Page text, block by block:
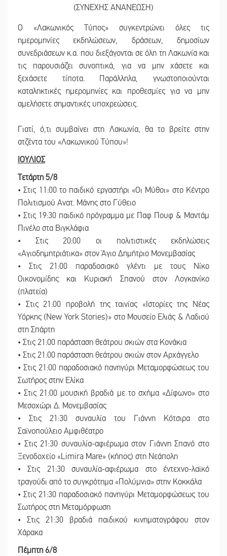
Ο «Λακωνικός Τύπος» συγκεντρώνει όλες τις
ημερομηνίες εκδηλώσεων, δράσεων, δημοσίων
συνεδριάσεων κ.α. που διεξάγονται σε όλη τη Λακωνία και
τις παρουσιάζει συνοπτικά, για να μην χάσετε και
ξεχάσετε τίποτα. Παράλληλα, γνωστοποιούνται
καταληκτικές ημερομηνίες και προθεσμίες για να μην
αμελήσετε σημαντικές υποχρεώσεις.
Γιατί, ό,τι συμβαίνει στη Λακωνία, θα το βρείτε στην
ατζέντα του «Λακωνικού Τύπου»!
ΙΟΥΛΙΟΣ
Τετάρτη 5/8
• Στις 11:00 το παιδικό εργαστήρι «Οι Μύθοι» στο Κέντρο
Πολιτισμού Ανατ. Μάνης στο Γύθειο
• Στις 19:30 παιδικό πρόγραμμα με Παφ Πουφ & Μαντάμ
Πινέλο στα Βιγκλάφια
• Στις 20:00 οι πολιτιστικές εκδηλώσεις
«Αγιοδημητριάτικα» στον Άγιο Δημήτριο Μονεμβασίας
• Στις 21:00 παραδοσιακό γλέντι με τους Νίκο
Οικονομίδης και Κυριακή Σπανού στον Λογκανίκο
(πλατεία)
• Στις 21:00 προβολή της ταινίας «Ιστορίες της Νέας
Υόρκης (New York Stories)» στο Μουσείο Ελιάς & Λαδιού
στη Σπάρτη
• Στις 21:00 παράσταση θεάτρου σκιών στα Κονάκια
• Στις 21:00 παράσταση θεάτρου σκιών στον Αρχάγγελο
• Στις 21:00 παραδοσιακό πανηγύρι Μεταμορφώσεως του
Σωτήρος στην Ελίκα
• Στις 21:00 μουσική βραδιά με το σχήμα «Δίφωνο» στο
Μεσοχώρι Δ. Μονεμβασίας
• Στις 21:30 συναυλία του Γιάννη Κότσιρα στο
Σαϊνοπούλειο Αμφιθέατρο
• Στις 21:30 συναυλία-αφιέρωμα στον Γιάννη Σπανό στο
Ξενοδοχείο «Limira Mare» (κήπος) στη Νεάπολη
• Στις 21:30 συναυλία-αφιέρωμα στο έντεχνο-λαϊκό
τραγούδι από το συγκρότημα «Πολύμνια» στην Κοκκάλα
• Στις 21:30 παραδοσιακό πανηγύρι Μεταμορφώσεως του
Σωτήρος στη Μεταμόρφωση
• Στις 21:30 βραδιά παιδικού κινηματογράφου στον
Χάρακα
Πέμπτη 6/8